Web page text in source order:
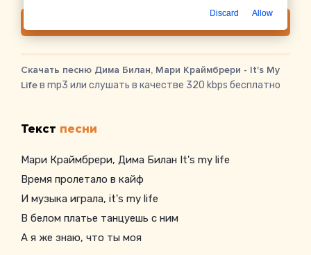
Скачать песню Дима Билан, Мари Краймбрери - It's My
Lifeв mp3 или слушать в качестве 320 kbps бесплатно
Текст песни
Мари Краймбрери, Дима Билан It's my life
Время пролетало в кайф
И музыка играла, it's my life
В белом платье танцуешь с ним
А я же знаю, что ты моя
Discard Allow